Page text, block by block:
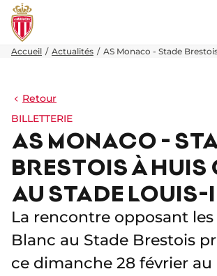
Accueil Actualités AS Monaco - Stade
Retour
BILLETTERIE
AS MONACO -
BRESTOIS À HUIS
AU STADE LOUIS-
La rencontre opposant
Blanc au Stade Brestois
ce dimanche 28 février au